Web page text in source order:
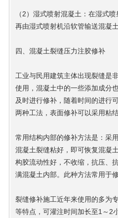
（2）湿式喷射混凝土：在湿式
再由湿式喷射机沿软管输送混凝
四、混凝土裂缝压力注胶修补
工业与民用建筑主体出现裂缝是
使用，混凝土中的一些添加成分
及时进行修补，随着时间的进行
两种工法，表面修补可以采用粘
常用结构内部的修补方法是：采
混凝土裂缝粘好，即可恢复混凝
构胶流动性好，不收缩，抗压、
满混凝土内部。此种方法常用于
裂缝修补施工近年来使用的多为
等特点，可灌注时间加长至1～2